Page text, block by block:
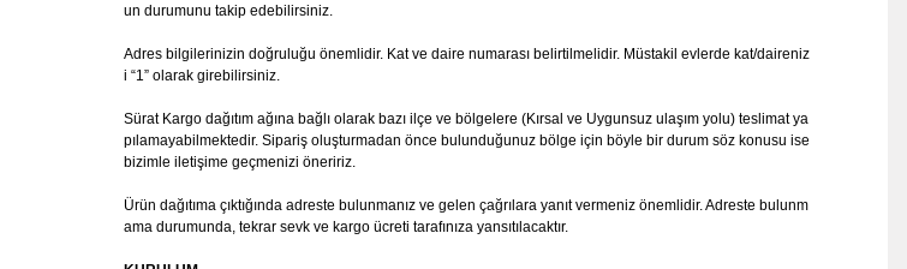
un durumunu takip edebilirsiniz.
Adres bilgilerinizin doğruluğu önemlidir. Kat ve daire numarası belirtilmelidir. Müstakil evlerde kat/daireniz
i “1” olarak girebilirsiniz.
Sürat Kargo dağıtım ağına bağlı olarak bazı ilçe ve bölgelere (Kırsal ve Uygunsuz ulaşım yolu) teslimat ya
pılamayabilmektedir. Sipariş oluşturmadan önce bulunduğunuz bölge için böyle bir durum söz konusu ise
bizimle iletişime geçmenizi öneririz.
Ürün dağıtıma çıktığında adreste bulunmanız ve gelen çağrılara yanıt vermeniz önemlidir. Adreste bulunm
ama durumunda, tekrar sevk ve kargo ücreti tarafınıza yansıtılacaktır.